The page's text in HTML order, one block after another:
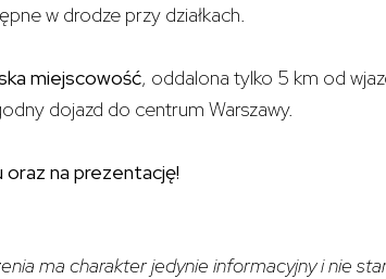
w drodze przy działkach.
miejscowość, oddalona tylko 5 km od
dojazd do centrum Warszawy.
na prezentację!
ma charakter jedynie informacyjny i nie